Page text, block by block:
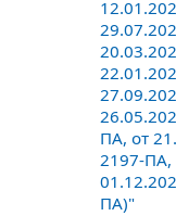
ПА, от
2197-ПА,
ПА)"